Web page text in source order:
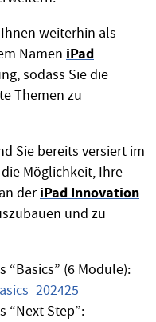
weiterhin als
Namen iPad
sodass Sie die
Themen zu
Sie bereits versiert im
Möglichkeit, Ihre
deriPad Innovation
und zu
“Basics” (6 Module):
“Next Step”: